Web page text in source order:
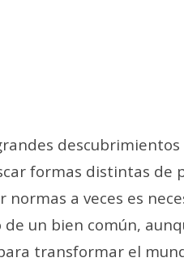
formas distintas de
a veces es
un bien común,
transformar el